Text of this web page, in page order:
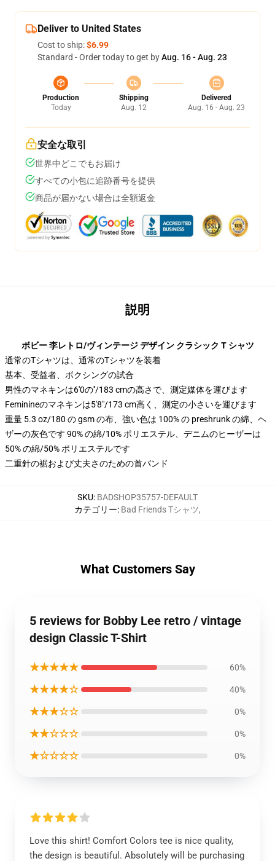
Deliver to United States
Cost to ship:$6.99
Standard - Order today to get byAug. 16 - Aug. 23
Production
Today
Shipping
Aug. 12
Delivered
Aug. 16 - Aug. 23
安全な取引
世界中どこでもお届け
すべての小包に追跡番号を提供
商品が届かない場合は全額返金
説明
ボビー 李レトロ/ヴィンテージ デザイン クラシック T シャツ
通常のTシャツは、通常のTシャツを装着
基本、受益者、ボクシングの試合
男性のマネキンは6'0の′′/183 cmの高さで、測定媒体を運びます
Feminineのマネキンは5'8"/173 cm高く、測定の小さいを運びます
重量 5.3 oz/180 の gsm の布、強い色は 100% の preshrunk の綿、ヘ
ザーの灰色です 90% の綿/10% ポリエステル、デニムのヒーザーは
50% の綿/50% ポリエステルです
二重針の裾および丈夫さのための首バンド
SKU: BADSHOP35757-DEFAULT
カテゴリー: Bad Friends Tシャツ,
What Customers Say
5 reviews for Bobby Lee retro / vintage
design Classic T-Shirt
★★★★★ 60%
★★★★☆ 40%
★★★☆☆ 0%
★★☆☆☆ 0%
★☆☆☆☆ 0%
Love this shirt! Comfort Colors tee is nice quality,
the design is beautiful. Absolutely will be purchasing